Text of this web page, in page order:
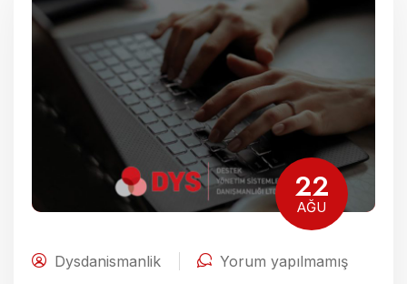
22
AĞU
Dysdanismanlik Yorum yapılmamış